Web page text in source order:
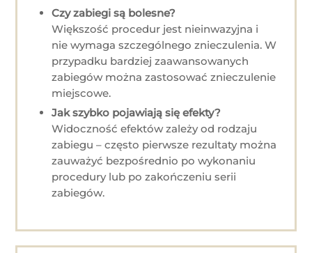
Czy zabiegi są bolesne?
Większość procedur jest nieinwazyjna i
nie wymaga szczególnego znieczulenia. W
przypadku bardziej zaawansowanych
zabiegów można zastosować znieczulenie
miejscowe.
Jak szybko pojawiają się efekty?
Widoczność efektów zależy od rodzaju
zabiegu – często pierwsze rezultaty można
zauważyć bezpośrednio po wykonaniu
procedury lub po zakończeniu serii
zabiegów.